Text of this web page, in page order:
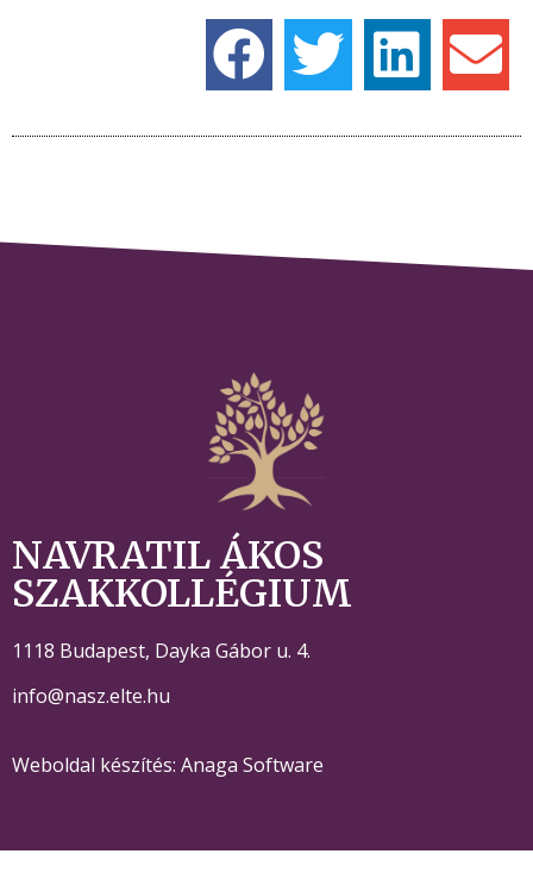
NAVRATIL ÁKOS
SZAKKOLLÉGIUM
1118 Budapest, Dayka Gábor u. 4.
info@nasz.elte.hu
Weboldal készítés: Anaga Software